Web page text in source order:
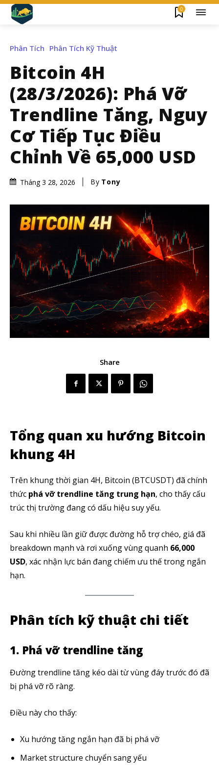
0
Phân Tích Phân Tích Kỹ Thuật
Bitcoin 4H
(28/3/2026): Phá Vỡ
Trendline Tăng, Nguy
Cơ Tiếp Tục Điều
Chỉnh Về 65,000 USD
Tháng 3 28, 2026 By Tony
Share
Tổng quan xu hướng Bitcoin
khung 4H
Trên khung thời gian 4H, Bitcoin (BTCUSDT) đã chính
thức phá vỡ trendline tăng trung hạn, cho thấy cấu
trúc thị trường đang có dấu hiệu suy yếu.
Sau khi nhiều lần giữ được đường hỗ trợ chéo, giá đã
breakdown mạnh và rơi xuống vùng quanh 66,000
USD, xác nhận lực bán đang chiếm ưu thế trong ngắn
hạn.
Phân tích kỹ thuật chi tiết
1. Phá vỡ trendline tăng
Đường trendline tăng kéo dài từ vùng đáy trước đó đã
bị phá vỡ rõ ràng.
Điều này cho thấy:
Xu hướng tăng ngắn hạn đã bị phá vỡ
Market structure chuyển sang yếu